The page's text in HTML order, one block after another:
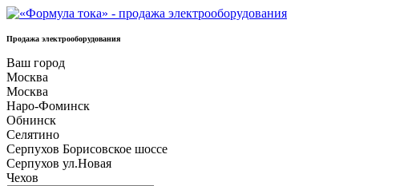
Продажа электрооборудования
Ваш город
Москва
Москва
Наро-Фоминск
Обнинск
Селятино
Серпухов Борисовское шоссе
Серпухов ул.Новая
Чехов